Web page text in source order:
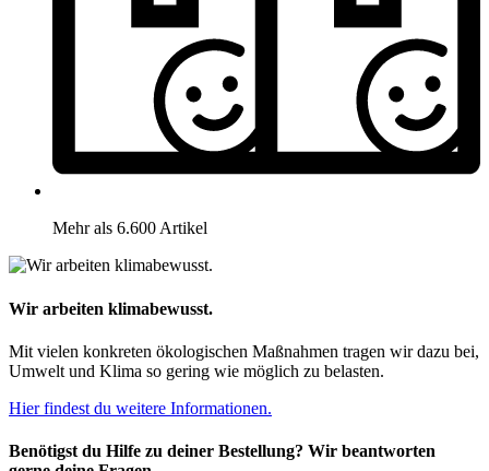
Mehr als 6.600 Artikel
Wir arbeiten klimabewusst.
Mit vielen konkreten ökologischen Maßnahmen tragen wir dazu bei,
Umwelt und Klima so gering wie möglich zu belasten.
Hier findest du weitere Informationen.
Benötigst du Hilfe zu deiner Bestellung? Wir beantworten